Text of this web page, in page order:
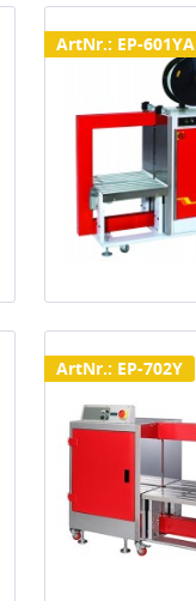
ArtNr.: EP-601YA
ArtNr.: EP-702Y